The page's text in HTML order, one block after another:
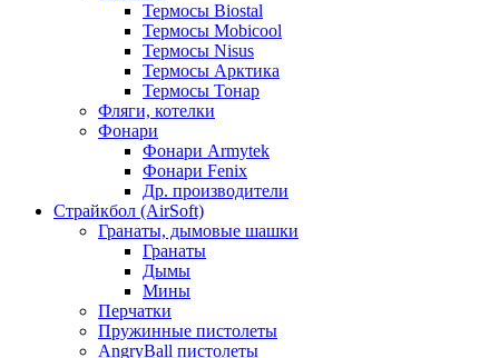
Термосы Biostal
Термосы Mobicool
Термосы Nisus
Термосы Арктика
Термосы Тонар
Фляги, котелки
Фонари
Фонари Armytek
Фонари Fenix
Др. производители
Страйкбол (AirSoft)
Гранаты, дымовые шашки
Гранаты
Дымы
Мины
Перчатки
Пружинные пистолеты
AngryBall пистолеты